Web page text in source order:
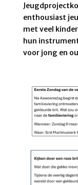
enthousiast
met veel
hun
voor jong en